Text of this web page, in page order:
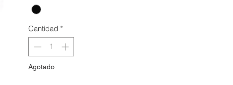
Cantidad *
Agotado